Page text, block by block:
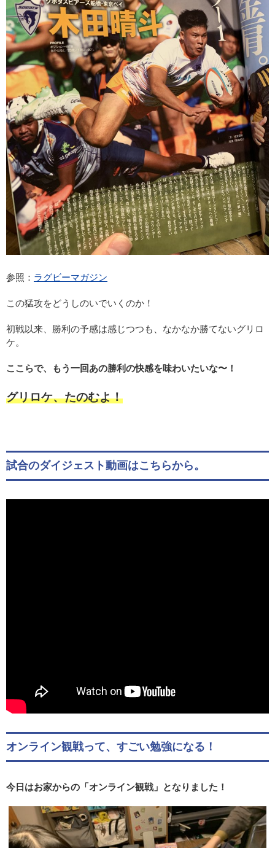
参照： ラグビーマガジン
この猛攻をどうしのいでいくのか！
初戦以来、勝利の予感は感じつつも、なかなか勝てないグリロ
ケ。
ここらで、もう一回あの勝利の快感を味わいたいな〜！
グリロケ、たのむよ！
試合のダイジェスト動画はこちらから。
オンライン観戦って、すごい勉強になる！
今日はお家からの「オンライン観戦」となりました！